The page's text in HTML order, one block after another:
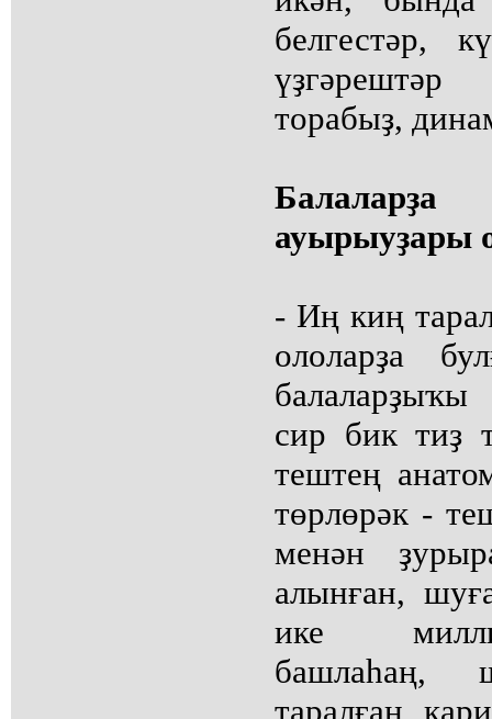
белгестәр,
торабыҙ,
ауырыуҙары
- Иң киң
ололарҙа
сир бик тиҙ
тештең
төрлөрәк -
менән
алынған,
ике
башлаһаң,
таралған